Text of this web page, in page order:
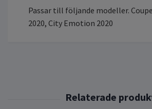
Passar till följande modeller.
2020, City Emotion 2020